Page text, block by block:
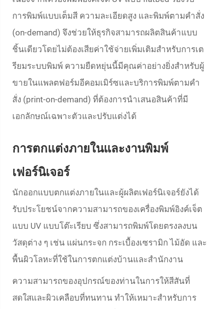
การพิมพ์แบบเต็มสี ความละเอียดสูง และพิมพ์ตามคำสั่ง
(on-demand) จึงช่วยให้ธุรกิจสามารถผลิตสินค้าแบบ
ชิ้นเดียวโดยไม่ต้องเสียค่าใช้จ่ายเพิ่มเติมสำหรับการเต
รียมระบบพิมพ์ ความยืดหยุ่นนี้มีคุณค่าอย่างยิ่งสำหรับผู้
ขายในแพลตฟอร์มอีคอมเมิร์ซและบริการพิมพ์ตามคำ
สั่ง (print-on-demand) ที่ต้องการนำเสนอสินค้าที่มี
เอกลักษณ์เฉพาะตัวและปรับแต่งได้
การตกแต่งภายในและงานพิมพ์
เฟอร์นิเจอร์
นักออกแบบตกแต่งภายในและผู้ผลิตเฟอร์นิเจอร์ยังได้
รับประโยชน์จากความสามารถของเครื่องพิมพ์อิงค์เจ็ต
แบบ UV แบบโต๊ะเรียบ ซึ่งสามารถพิมพ์โดยตรงลงบน
วัสดุต่าง ๆ เช่น แผ่นกระจก กระเบื้องเซรามิก ไม้อัด และ
พื้นผิวโลหะที่ใช้ในการตกแต่งบ้านและสำนักงาน
ความสามารถของอุปกรณ์ของท่านในการให้สีสันที่
สดใสและผิวเคลือบที่ทนทาน ทำให้เหมาะสำหรับการ